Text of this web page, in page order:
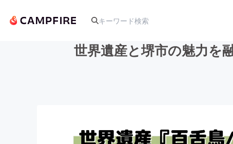
世界遺産と堺市の魅力を